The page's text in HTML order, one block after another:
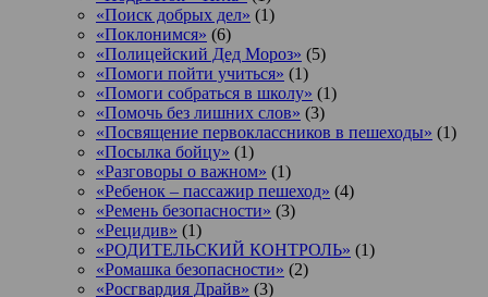
«Поиск добрых дел» (1)
«Поклонимся» (6)
«Полицейский Дед Мороз» (5)
«Помоги пойти учиться» (1)
«Помоги собраться в школу» (1)
«Помочь без лишних слов» (3)
«Посвящение первоклассников в пешеходы» (1)
«Посылка бойцу» (1)
«Разговоры о важном» (1)
«Ребенок – пассажир пешеход» (4)
«Ремень безопасности» (3)
«Рецидив» (1)
«РОДИТЕЛЬСКИЙ КОНТРОЛЬ» (1)
«Ромашка безопасности» (2)
«Росгвардия Драйв» (3)